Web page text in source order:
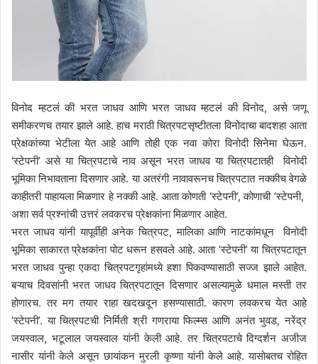
विनोद म्हटलं की भरत जाधव आणि भरत जाधव म्हटलं की विनोद, असे जणू
समीकरणच तयार झाले आहे. हाच मराठी चित्रपटसृष्टीतला विनोदाचा बादशहा आता
प्रेक्षकांच्या भेटीला येत आहे आणि तोही एक नवा कोरा विनोदी सिनेमा घेऊन.
‘स्टेपनी’ असे या चित्रपटाचे नाव असून भरत जाधव या चित्रपटातही विनोदी
भूमिका निभावताना दिसणार आहे. या अतरंगी नावावरूनच चित्रपटात नक्कीच वेगळे
काहीतरी पाहायला मिळणार हे नक्की आहे. आता कोणती ‘स्टेपनी’, कोणाची ‘स्टेपनी,
अशा सर्व प्रश्नांची उत्तरं लवकरच प्रेक्षकांना मिळणार आहेत.
भरत जाधव यांनी यापूर्वीही अनेक चित्रपट, मालिका आणि नाटकांमधून विनोदी
भूमिका साकारत प्रेक्षकांना पोट धरून हसवले आहे. आता ‘स्टेपनी’ या चित्रपटातून
भरत जाधव पुन्हा एकदा चित्रपटगृहांमध्ये हशा पिकवण्यासाठी सज्ज झाले आहेत.
बऱ्याच दिवसांनी भरत जाधव चित्रपटातून दिसणार असल्यामुळे धमाल मस्ती तर
होणारच. तर मग तयार राहा खदखदून हसण्यासाठी. कारण लवकरच येत आहे
‘स्टेपनी’. या चित्रपटची निर्मिती श्री गणराया फिल्म्स आणि अनंत भुवड, नरेंद्र
जयस्वाल, भटूलाल जयस्वाल यांनी केली आहे. तर चित्रपटाचे दिग्दर्शन अजीज
नासीर यांनी केले असून छायांकन मुरली कृष्णा यांनी केले आहे. यासोबतच रोहित